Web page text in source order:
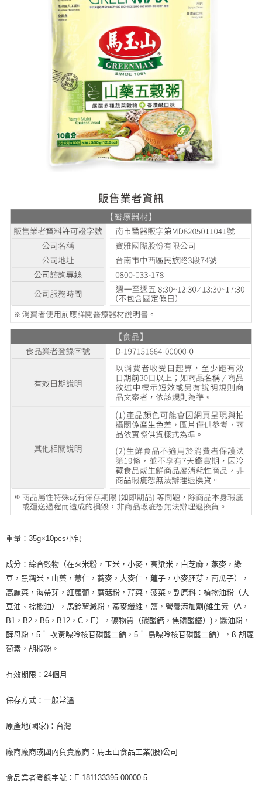
重量：35g×10pcs小包
成分：綜合穀物（在來米粉，玉米，小麥，高粱米，白芝麻，燕麥，綠
豆，黑糯米，山藥，薏仁，蕎麥，大麥仁，蓮子，小麥胚芽，南瓜子），
高麗菜，海帶芽，紅蘿蔔，蘑菇粉，芹菜，菠菜。副原料：植物油粉（大
豆油、棕櫚油），馬鈴薯澱粉，燕麥纖維，鹽，營養添加劑(維生素（A，
B1，B2，B6，B12，C，E），礦物質（碳酸鈣，焦磷酸鐵）)，醬油粉，
酵母粉，5＇-次黃嘌呤核苷磷酸二鈉，5＇-鳥嘌呤核苷磷酸二鈉），ß-胡蘿
蔔素，胡椒粉。
有效期限：24個月
保存方式：一般常溫
原產地(國家)：台灣
廠商廠商或國內負責廠商：馬玉山食品工業(股)公司
食品業者登錄字號：E-181133395-00000-5